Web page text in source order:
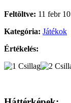
Feltöltve: 11 febr 10
Kategória: Játékok
Értékelés: